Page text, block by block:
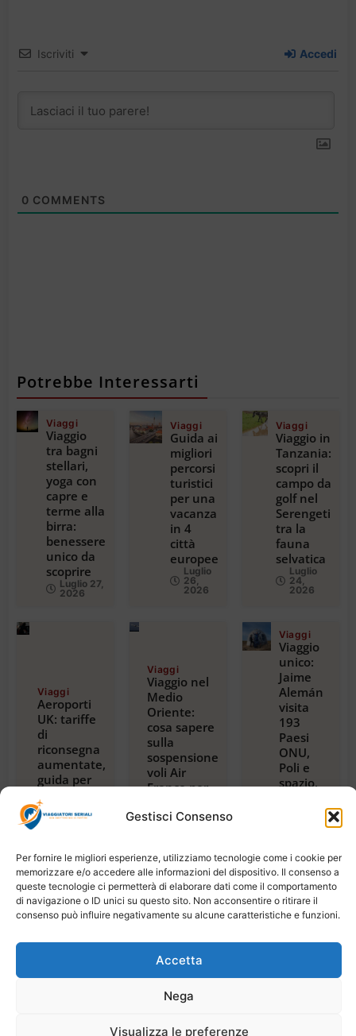
Gestisci Consenso
Per fornire le migliori esperienze, utilizziamo tecnologie come i cookie per
memorizzare e/o accedere alle informazioni del dispositivo. Il consenso a
queste tecnologie ci permetterà di elaborare dati come il comportamento
di navigazione o ID unici su questo sito. Non acconsentire o ritirare il
consenso può influire negativamente su alcune caratteristiche e funzioni.
Accetta
Nega
Visualizza le preferenze
Iscriviti Accedi
0 COMMENTS
Potrebbe Interessarti
Viaggi
Viaggio
tra bagni
stellari,
yoga con
capre e
terme alla
birra:
benessere
unico da
scoprire
Luglio 27,
2026
Viaggi
Guida ai
migliori
percorsi
turistici
per una
vacanza
in 4
città
europee
Luglio
26,
2026
Viaggi
Viaggio in
Tanzania:
scopri il
campo da
golf nel
Serengeti
tra la
fauna
selvatica
Luglio
24,
2026
Viaggi
Aeroporti
UK: tariffe
di
riconsegna
aumentate,
guida per
2024
Luglio 23,
Viaggi
Viaggio nel
Medio
Oriente:
cosa sapere
sulla
sospensione
voli Air
France per
Dubai e
2026
Viaggi
Viaggio
unico:
Jaime
Alemán
visita
193
Paesi
ONU,
Poli e
spazio,
Tanzania
Luglio
2026
Digiweb